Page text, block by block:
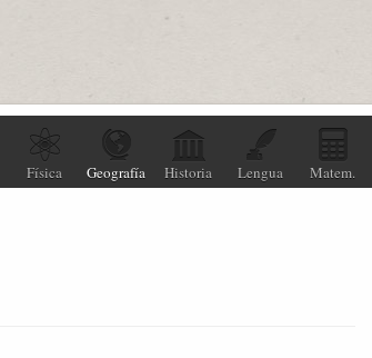
Física Geografía Historia Lengua Matem.